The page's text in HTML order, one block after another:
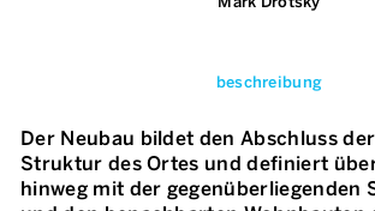
beschreibung
Der Neubau bildet den Abschluss
Struktur des Ortes und definiert
hinweg mit der gegenüberliegenden